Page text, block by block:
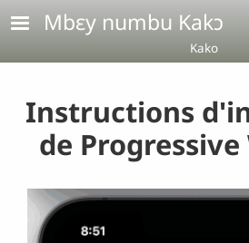
Aller au contenu principal
Mbɛy numbu Kakɔ
Kako
Instructions
de Progressive